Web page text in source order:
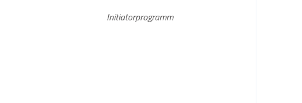
Initiatorprogramm